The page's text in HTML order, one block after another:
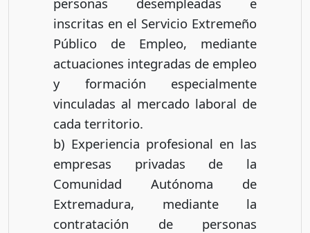
inscritas en el Servicio Extremeño
Público de Empleo, mediante
actuaciones integradas de empleo
y formación especialmente
vinculadas al mercado laboral de
cada territorio.
b) Experiencia profesional en las
empresas privadas de la
Comunidad Autónoma de
Extremadura, mediante la
contratación de personas